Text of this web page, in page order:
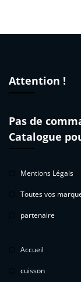
Attention !
Pas de
Catalogue
Mentions Légals
Toutes vos
partenaire
Accueil
cuisson